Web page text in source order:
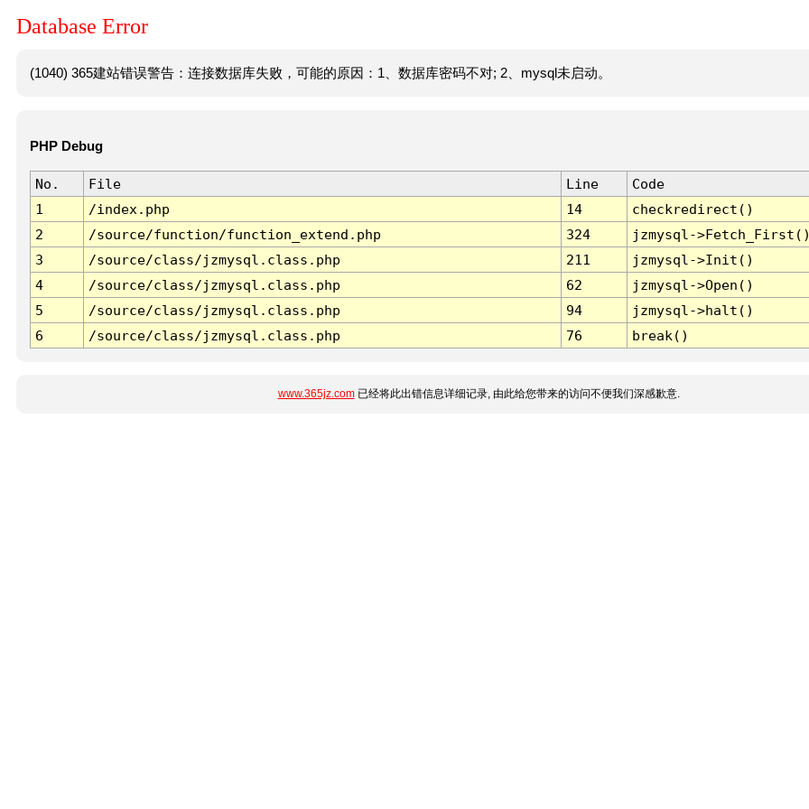
Database Error
(1040) 365建站错误警告：连接数据库失败，可能的原因：1、数据库密码不对; 2、mysql未启动。
PHP Debug
No. File Line
Code
1
/index.php 14
checkredirect()
2
/source/function/function_extend.php 324
jzmysql-
3
/source/class/jzmysql.class.php 211
jzmysql->Init()
4
/source/class/jzmysql.class.php 62
jzmysql->Open()
5
/source/class/jzmysql.class.php 94
jzmysql->halt()
6
/source/class/jzmysql.class.php 76 break()
www.365jz.com已经将此出错信息详细记录, 由此给您带来的访问不便我们深感歉意.